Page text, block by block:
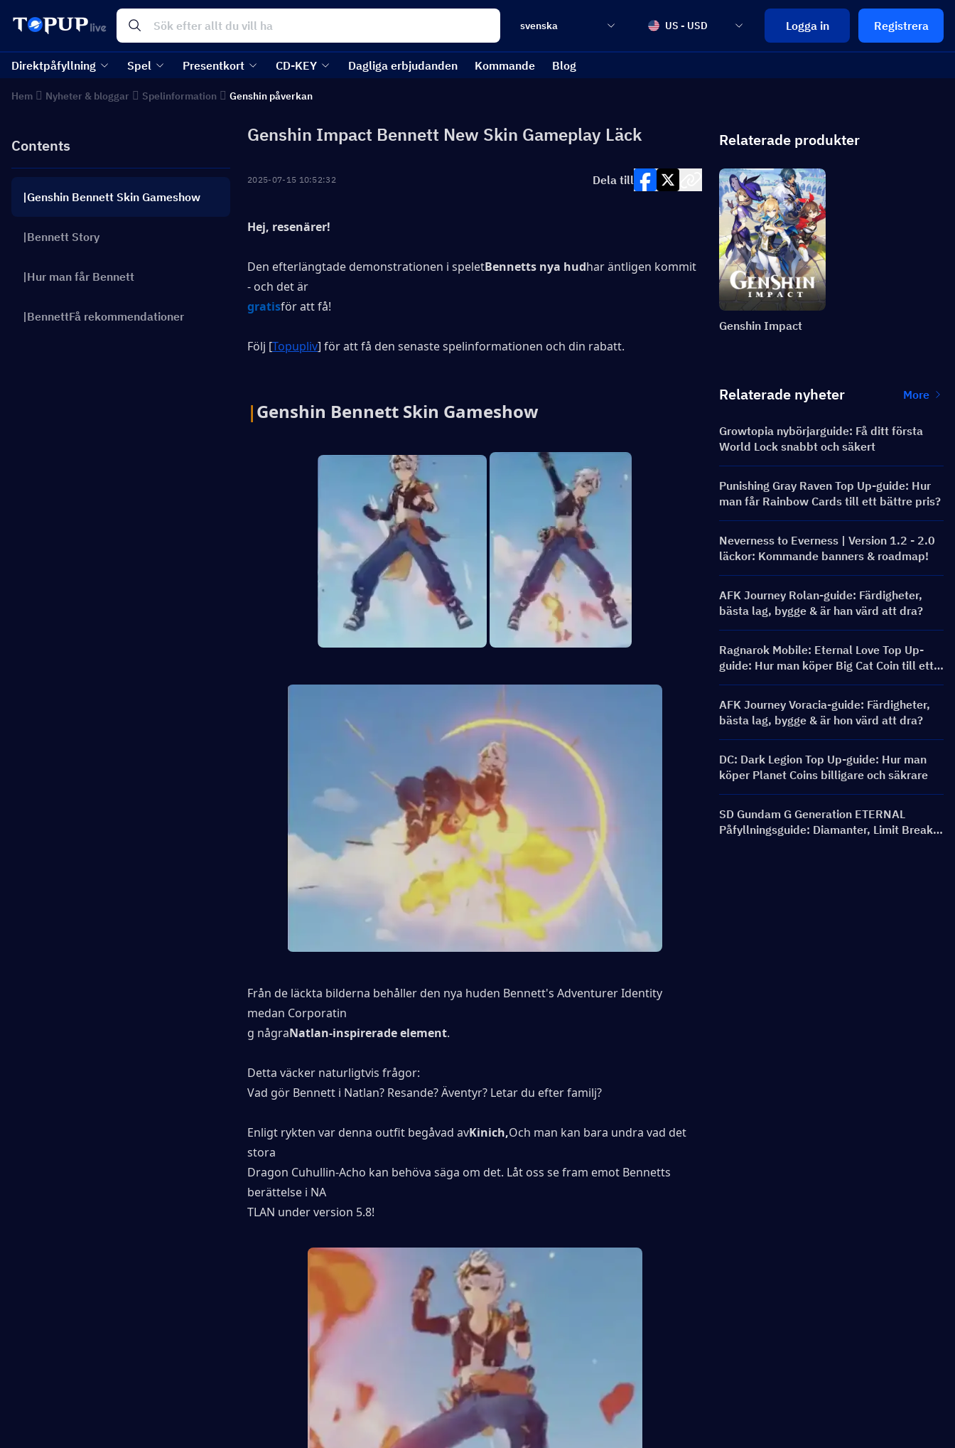
svenska US - USD Logga in Registrera
Direktpåfyllning Spel Presentkort CD-KEY Dagliga erbjudanden Kommande Blog
Hem Nyheter & bloggar Spelinformation Genshin påverkan
Contents
|Genshin Bennett Skin Gameshow
|Bennett Story
|Hur man får Bennett
|BennettFå rekommendationer
Genshin Impact Bennett New Skin Gameplay Läck
2025-07-15 10:52:32 Dela till
Hej, resenärer!
Den efterlängtade demonstrationen i speletBennetts nya hudhar äntligen kommit
- och det är
gratisför att få!
Följ [Topupliv] för att få den senaste spelinformationen och din rabatt.
|Genshin Bennett Skin Gameshow
Från de läckta bilderna behåller den nya huden Bennett's Adventurer Identity
medan Corporatin
g någraNatlan-inspirerade element.
Detta väcker naturligtvis frågor:
Vad gör Bennett i Natlan? Resande? Äventyr? Letar du efter familj?
Enligt rykten var denna outfit begåvad avKinich,Och man kan bara undra vad det
stora
Dragon Cuhullin-Acho kan behöva säga om det. Låt oss se fram emot Bennetts
berättelse i NA
TLAN under version 5.8!
Relaterade produkter
Genshin Impact
Relaterade nyheter More
Growtopia nybörjarguide: Få ditt första
World Lock snabbt och säkert
Punishing Gray Raven Top Up-guide: Hur
man får Rainbow Cards till ett bättre pris?
Neverness to Everness | Version 1.2 - 2.0
läckor: Kommande banners & roadmap!
AFK Journey Rolan-guide: Färdigheter,
bästa lag, bygge & är han värd att dra?
Ragnarok Mobile: Eternal Love Top Up-
guide: Hur man köper Big Cat Coin till ett
bättre pris?
AFK Journey Voracia-guide: Färdigheter,
bästa lag, bygge & är hon värd att dra?
DC: Dark Legion Top Up-guide: Hur man
köper Planet Coins billigare och säkrare
SD Gundam G Generation ETERNAL
Påfyllningsguide: Diamanter, Limit Break-